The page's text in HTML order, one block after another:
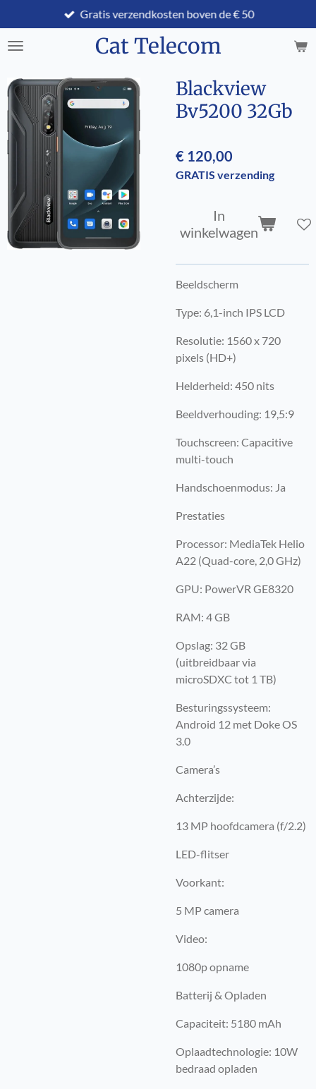
direct
naar
hoofdinhoud
Cat Telecom
Gratis verzendkosten boven de € 50
Blackview
Bv5200 32Gb
€ 120,00
GRATIS verzending
In
winkelwagen
Beeldscherm
Type: 6,1-inch IPS LCD
Resolutie: 1560 x 720
pixels (HD+)
Helderheid: 450 nits
Beeldverhouding: 19,5:9
Touchscreen: Capacitive
multi-touch
Handschoenmodus: Ja
Prestaties
Processor: MediaTek Helio
A22 (Quad-core, 2,0 GHz)
GPU: PowerVR GE8320
RAM: 4 GB
Opslag: 32 GB
(uitbreidbaar via
microSDXC tot 1 TB)
Besturingssysteem:
Android 12 met Doke OS
3.0
Camera’s
Achterzijde:
13 MP hoofdcamera (f/2.2)
LED-flitser
Voorkant:
5 MP camera
Video:
1080p opname
Batterij & Opladen
Capaciteit: 5180 mAh
Oplaadtechnologie: 10W
bedraad opladen